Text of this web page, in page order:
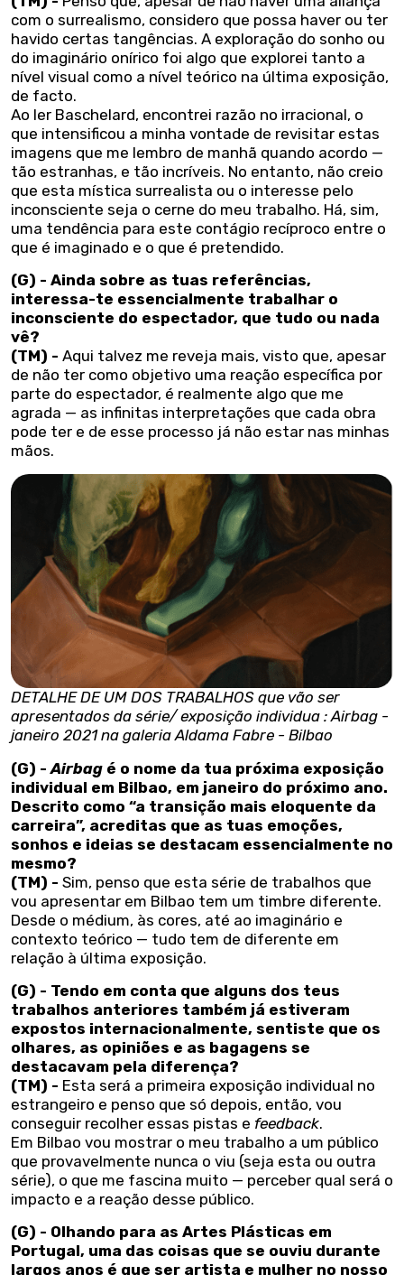
com o surrealismo, considero que possa haver ou ter
havido certas tangências. A exploração do sonho ou
do imaginário onírico foi algo que explorei tanto a
nível visual como a nível teórico na última exposição,
de facto.
Ao ler Baschelard, encontrei razão no irracional, o
que intensificou a minha vontade de revisitar estas
imagens que me lembro de manhã quando acordo —
tão estranhas, e tão incríveis. No entanto, não creio
que esta mística surrealista ou o interesse pelo
inconsciente seja o cerne do meu trabalho. Há, sim,
uma tendência para este contágio recíproco entre o
que é imaginado e o que é pretendido.
(G) - Ainda sobre as tuas referências,
interessa-te essencialmente trabalhar o
inconsciente do espectador, que tudo ou nada
vê?
(TM) - Aqui talvez me reveja mais, visto que, apesar
de não ter como objetivo uma reação específica por
parte do espectador, é realmente algo que me
agrada — as infinitas interpretações que cada obra
pode ter e de esse processo já não estar nas minhas
mãos.
DETALHE DE UM DOS TRABALHOS que vão ser
apresentados da série/ exposição individua : Airbag -
janeiro 2021 na galeria Aldama Fabre - Bilbao
(G) -Airbag é o nome da tua próxima exposição
individual em Bilbao, em janeiro do próximo ano.
Descrito como “a transição mais eloquente da
carreira”, acreditas que as tuas emoções,
sonhos e ideias se destacam essencialmente no
mesmo?
(TM) - Sim, penso que esta série de trabalhos que
vou apresentar em Bilbao tem um timbre diferente.
Desde o médium, às cores, até ao imaginário e
contexto teórico — tudo tem de diferente em
relação à última exposição.
(G) - Tendo em conta que alguns dos teus
trabalhos anteriores também já estiveram
expostos internacionalmente, sentiste que os
olhares, as opiniões e as bagagens se
destacavam pela diferença?
(TM) - Esta será a primeira exposição individual no
estrangeiro e penso que só depois, então, vou
conseguir recolher essas pistas e feedback.
Em Bilbao vou mostrar o meu trabalho a um público
que provavelmente nunca o viu (seja esta ou outra
série), o que me fascina muito — perceber qual será o
impacto e a reação desse público.
(G) - Olhando para as Artes Plásticas em
Portugal, uma das coisas que se ouviu durante
largos anos é que ser artista e mulher no nosso